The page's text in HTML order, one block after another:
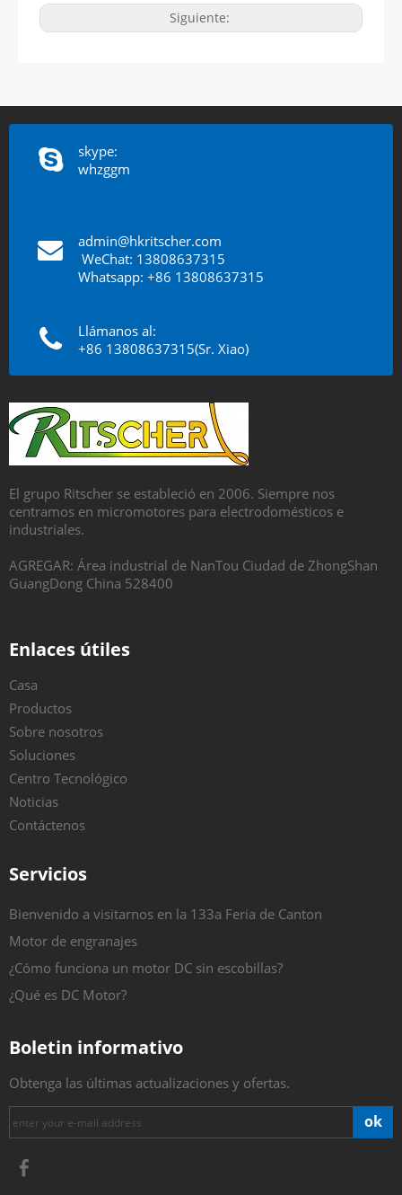
Siguiente:
skype:
whzggm
admin@hkritscher.com
WeChat: 13808637315
Whatsapp: +86 13808637315
Llámanos al:
+86 13808637315(Sr. Xiao)
El grupo Ritscher se estableció en 2006. Siempre nos
centramos en micromotores para electrodomésticos e
industriales.
AGREGAR: Área industrial de NanTou Ciudad de ZhongShan
GuangDong China 528400
Enlaces útiles
Casa
Productos
Sobre nosotros
Soluciones
Centro Tecnológico
Noticias
Contáctenos
Servicios
Bienvenido a visitarnos en la 133a Feria de Canton
Motor de engranajes
¿Cómo funciona un motor DC sin escobillas?
¿Qué es DC Motor?
Boletin informativo
Obtenga las últimas actualizaciones y ofertas.
ok